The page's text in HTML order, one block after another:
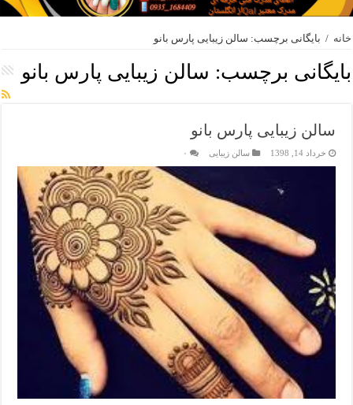
خانه / بایگانی برچسب: سالن زیبایی پارس بانو
بایگانی برچسب: سالن زیبایی پارس بانو
سالن زیبایی پارس بانو
خرداد 14, 1398 سالن زیبایی ۰